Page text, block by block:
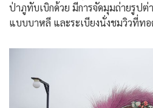
ป่าภูทับเบิกด้วย มีการจัดมุมถ่ายรูปต่
แบบบาหลี และระเบียงนั่งชมวิวที่ท